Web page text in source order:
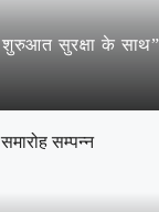
सुरक्षा के साथ”